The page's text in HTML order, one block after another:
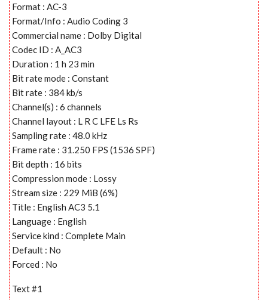
Format : AC-3
Format/Info : Audio Coding 3
Commercial name : Dolby Digital
Codec ID : A_AC3
Duration : 1 h 23 min
Bit rate mode : Constant
Bit rate : 384 kb/s
Channel(s) : 6 channels
Channel layout : L R C LFE Ls Rs
Sampling rate : 48.0 kHz
Frame rate : 31.250 FPS (1536 SPF)
Bit depth : 16 bits
Compression mode : Lossy
Stream size : 229 MiB (6%)
Title : English AC3 5.1
Language : English
Service kind : Complete Main
Default : No
Forced : No
Text #1